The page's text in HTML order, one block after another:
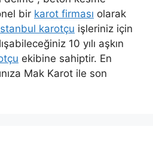
bir karot firması olarak
karotçu işleriniz için
10 yılı aşkın
ekibine sahiptir. En
Mak Karot ile son